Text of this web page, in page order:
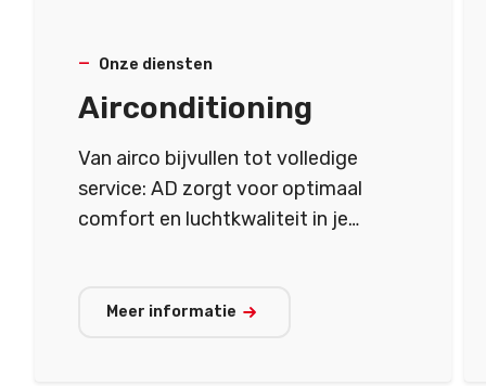
Onze diensten
Airconditioning
Van airco bijvullen tot volledige
service: AD zorgt voor optimaal
comfort en luchtkwaliteit in je
Meer informatie